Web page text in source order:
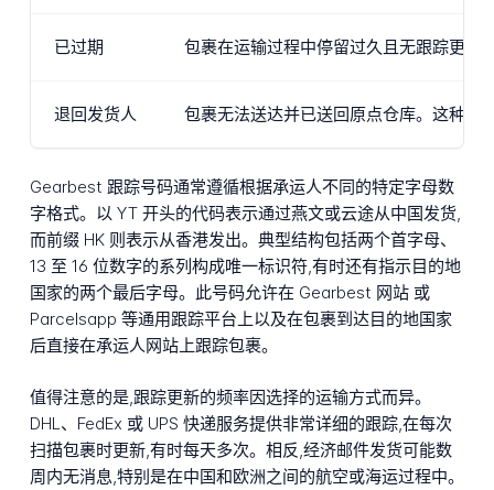
已过期 包裹在运输过程中停留过久且无跟踪更新
退回发货人 包裹无法送达并已送回原点仓库。这种情
Gearbest 跟踪号码通常遵循根据承运人不同的特定字母数
字格式。以 YT 开头的代码表示通过燕文或云途从中国发货,
而前缀 HK 则表示从香港发出。典型结构包括两个首字母、
13 至 16 位数字的系列构成唯一标识符,有时还有指示目的地
国家的两个最后字母。此号码允许在 Gearbest 网站 或
Parcelsapp 等通用跟踪平台上以及在包裹到达目的地国家
后直接在承运人网站上跟踪包裹。
值得注意的是,跟踪更新的频率因选择的运输方式而异。
DHL、FedEx 或 UPS 快递服务提供非常详细的跟踪,在每次
扫描包裹时更新,有时每天多次。相反,经济邮件发货可能数
周内无消息,特别是在中国和欧洲之间的航空或海运过程中。